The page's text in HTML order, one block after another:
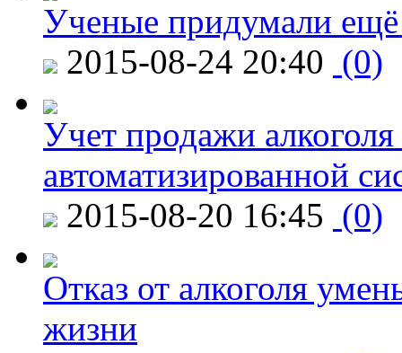
Ученые придумали ещё
2015-08-24 20:40 (0)
Учет продажи
автоматизированной
2015-08-20 16:45 (0)
Отказ от алкоголя
жизни